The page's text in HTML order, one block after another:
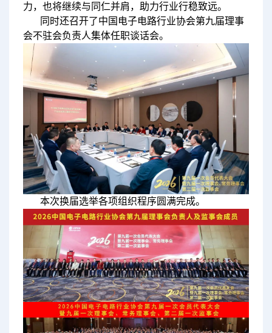
力，也将继续与同仁并肩，助力行业行稳致远。
同时还召开了中国电子电路行业协会第九届理事
会不驻会负责人集体任职谈话会。
本次换届选举各项组织程序圆满完成。